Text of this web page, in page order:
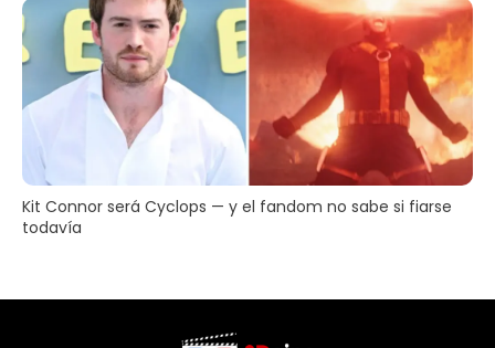
Kit Connor será Cyclops — y el fandom no sabe si fiarse
todavía